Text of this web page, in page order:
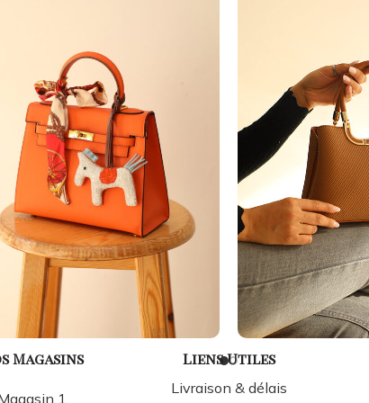
Magasins
1
Liens Utiles
Livraison & délais